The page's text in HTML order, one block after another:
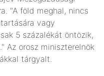
"A föld meghal, nincs
vagy
5 százalékát öntözik,
Az orosz miniszterelnök
tárgyalt.